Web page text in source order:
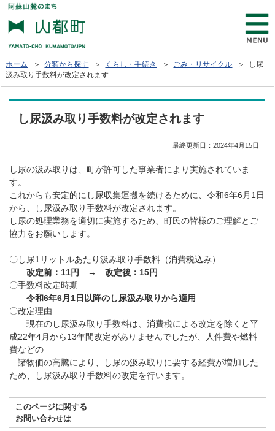
ホーム ＞分類から探す ＞ くらし・手続き ＞ ごみ・リサイクル ＞ し尿
汲み取り手数料が改定されます
し尿汲み取り手数料が改定されます
最終更新日：2024年4月15日
し尿の汲み取りは、町が許可した事業者により実施されていま
す。
これからも安定的にし尿収集運搬を続けるために、令和6年6月1日
から、し尿汲み取り手数料が改定されます。
し尿の処理業務を適切に実施するため、町民の皆様のご理解とご
協力をお願いします。
〇し尿1リットルあたり汲み取り手数料（消費税込み）
改定前：11円 → 改定後：15円
〇手数料改定時期
令和6年6月1日以降のし尿汲み取りから適用
〇改定理由
現在のし尿汲み取り手数料は、消費税による改定を除くと平
成22年4月から13年間改定がありませんでしたが、人件費や燃料
費などの
諸物価の高騰により、し尿の汲み取りに要する経費が増加した
ため、し尿汲み取り手数料の改定を行います。
このページに関する
お問い合わせは